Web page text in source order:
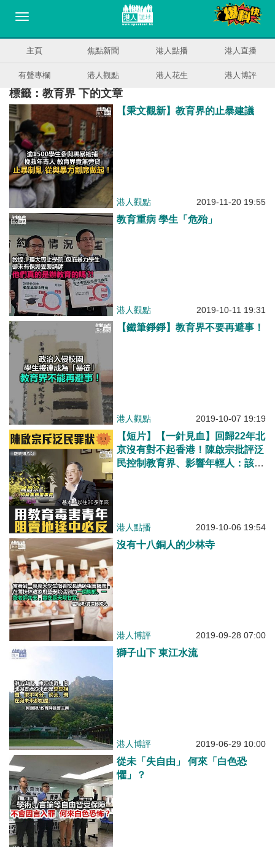
主頁 焦點新聞 港人點播 港人直播
有聲專欄 港人觀點 港人花生 港人博評
標籤：教育界 下的文章
【秉文觀新】教育界的止暴建議
港人觀點 2019-11-20 19:55
教育重病 學生「危殆」
港人觀點 2019-10-11 19:31
【鐵筆錚錚】教育界不要再避事！
港人觀點 2019-10-07 19:19
【短片】【一針見血】回歸22年北
京沒有對不起香港！陳啟宗批評泛
民控制教育界、影響年輕人：該賣
港人點播 2019-10-06 19:54
沒有十八銅人的少林寺
港人博評 2019-09-28 07:00
獅子山下 東江水流
港人博評 2019-06-29 10:00
從未「失自由」 何來「白色恐
懼」？